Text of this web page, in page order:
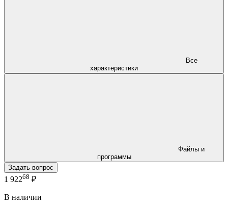
характеристики
программы
Задать вопрос
1 92268 ₽
В наличии